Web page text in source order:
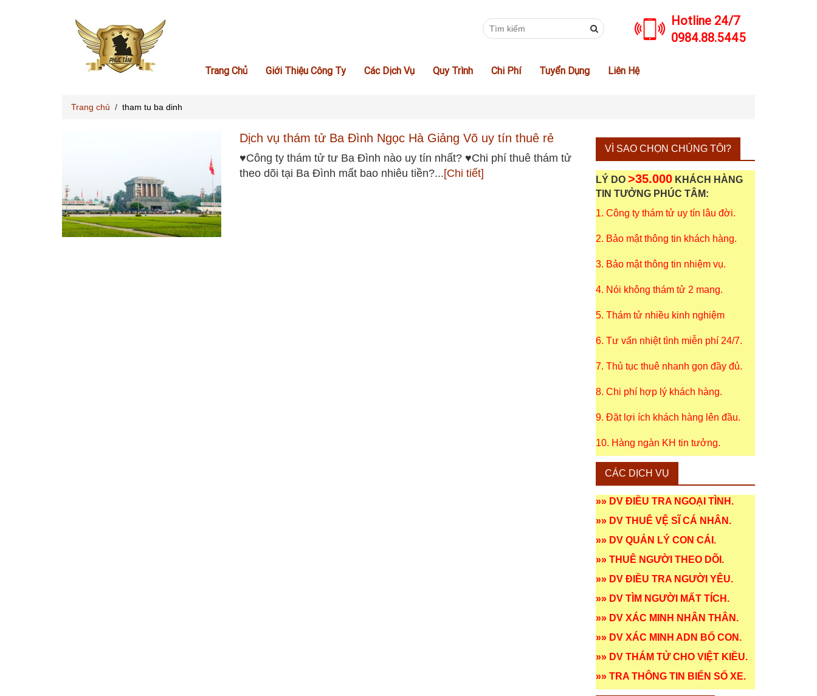
Hotline 24/7
0984.88.5445
Trang Chủ Giới Thiệu Công Ty Các Dịch Vụ Quy Trình Chi Phí Tuyển Dụng Liên Hệ
Trang chủ / tham tu ba dinh
Dịch vụ thám tử Ba Đình Ngọc Hà Giảng Võ uy tín thuê rẻ
♥Công ty thám tử tư Ba Đình nào uy tín nhất? ♥Chi phí thuê thám tử
theo dõi tại Ba Đình mất bao nhiêu tiền?...[Chi tiết]
VÌ SAO CHỌN CHÚNG TÔI?
LÝ DO >35.000KHÁCH HÀNG
TIN TƯỞNG PHÚC TÂM:
1. Công ty thám tử uy tín lâu đời.
2. Bảo mật thông tin khách hàng.
3. Bảo mật thông tin nhiệm vụ.
4. Nói không thám tử 2 mang.
5. Thám tử nhiều kinh nghiệm
6. Tư vấn nhiệt tình miễn phí 24/7.
7. Thủ tục thuê nhanh gọn đầy đủ.
8. Chi phí hợp lý khách hàng.
9. Đặt lợi ích khách hàng lên đầu.
10. Hàng ngàn KH tin tưởng.
CÁC DỊCH VỤ
»» DV ĐIỀU TRA NGOẠI TÌNH .
»» DV THUÊ VỆ SĨ CÁ NHÂN .
»» DV QUẢN LÝ CON CÁI .
»» THUÊ NGƯỜI THEO DÕI .
»» DV ĐIỀU TRA NGƯỜI YÊU.
»» DV TÌM NGƯỜI MẤT TÍCH .
»» DV XÁC MINH NHÂN THÂN .
»» DV XÁC MINH ADN BỐ CON .
»» DV THÁM TỬ CHO VIỆT KIỀU.
»» TRA THÔNG TIN BIỂN SỐ XE.